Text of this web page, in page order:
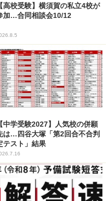
【高校受験】横須賀の私立4校が
加…合同相談会10/12
【中学受験2027】人気校の併願
は…四谷大塚「第2回合不合判
テスト」結果